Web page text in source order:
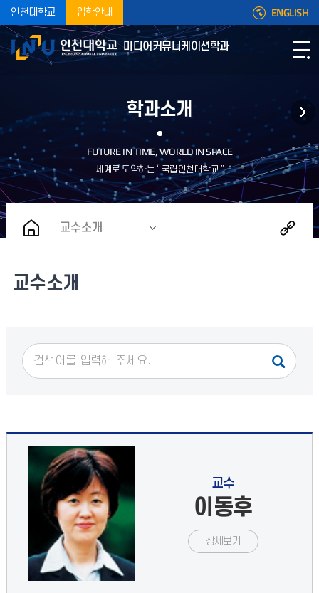
인천대학교 입학안내 ENGLISH
미디어커뮤니케이션학과
학과소개
교수소개
교수소개
교수
이동후
상세보기